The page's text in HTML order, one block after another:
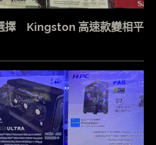
擇 Kingston 高速款變相平